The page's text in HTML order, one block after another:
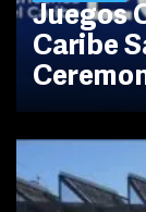
Juegos
Caribe